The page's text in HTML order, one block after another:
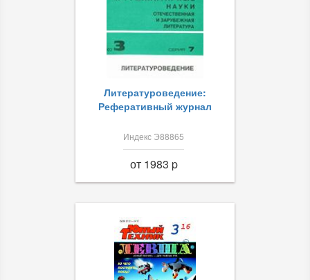
Литературоведение:
Реферативный журнал
Индекс Э88865
от 1983 p